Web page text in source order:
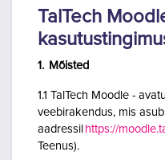
TalTech
1. Mõisted
1.1 TalTech Moodle -
veebirakendus, mis asub
aadressil https://
Teenus).